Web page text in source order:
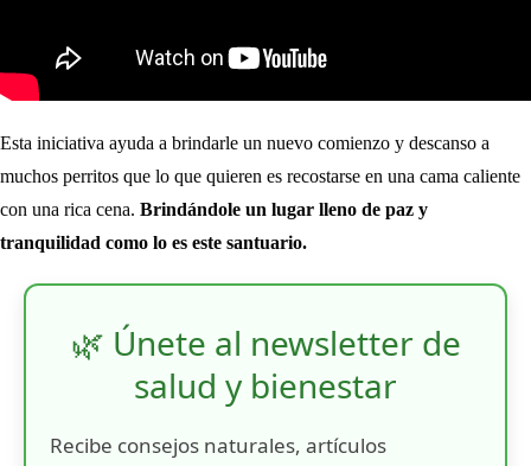
Esta iniciativa ayuda a brindarle un nuevo comienzo y descanso a
muchos perritos que lo que quieren es recostarse en una cama caliente
con una rica cena. Brindándole un lugar lleno de paz y
tranquilidad como lo es este santuario.
🌿 Únete al newsletter de
salud y bienestar
Recibe consejos naturales, artículos